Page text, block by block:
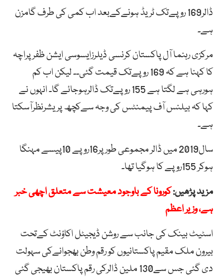
ڈالر169 روپےتک ٹریڈ ہونےکےبعد اب کمی کی طرف گامزن
ہے۔
مرکزی رہنما آل پاکستان کرنسی ڈیلرزایسوسی ایشن ظفرپراچہ
کا کہنا ہے کہ 169 روپےتک قیمت گئی۔۔ لیکن اب کم
ہورہی ہے لگتا ہے 155 روپےتک ڈالرہوجائے گا۔ انہوں نے
کہا کہ بیلنس آف پیمنٹس کی وجہ سےکچھ پریشرنظرآسکتا
ہے۔
سال2019 میں ڈالر مجموعی طور پر16روپے 10پیسے مہنگا
ہوکر 155روپے کا ہوگیا تھا۔
مزید پڑھیں:کورونا کے باوجود معیشت سے متعلق اچھی خبر
ہے، وزیر اعظم
اسٹیٹ بینک کی جانب سے روشن ڈیجیٹل اکاؤنٹ کےتحت
بیرون ملک مقیم پاکستانیوں کو رقم وطن بھجوانےکی سہولت
دی گئی جس سے130 ملین ڈالرکی رقم پاکستان بھیجی گئی